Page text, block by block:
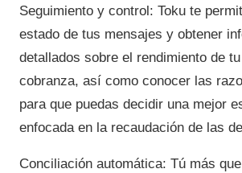
Seguimiento y control: Toku te
estado de tus mensajes y obtener
detallados sobre el rendimiento de
cobranza, así como conocer las
para que puedas decidir una mejor
enfocada en la recaudación de las
Conciliación automática: Tú más